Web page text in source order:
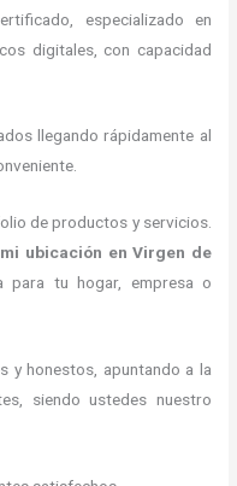
especializado en
digitales, con capacidad
llegando rápidamente al
de productos y servicios.
ubicación en Virgen de
para tu hogar, empresa o
y honestos, apuntando a la
siendo ustedes nuestro